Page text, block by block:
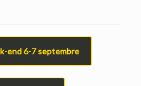
end 6-7 septembre